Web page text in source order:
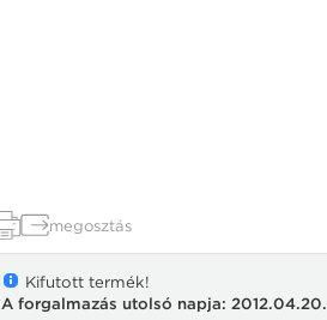
megosztás
Kifutott termék!
A forgalmazás utolsó napja: 2012.04.20.